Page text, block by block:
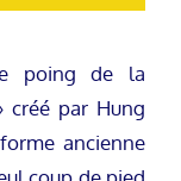
poing de la
créé par Hung
ancienne